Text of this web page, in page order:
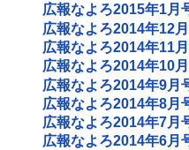
広報なよろ2015年1月
広報なよろ2014年12
広報なよろ2014年11
広報なよろ2014年10
広報なよろ2014年9月
広報なよろ2014年8月
広報なよろ2014年7月
広報なよろ2014年6月